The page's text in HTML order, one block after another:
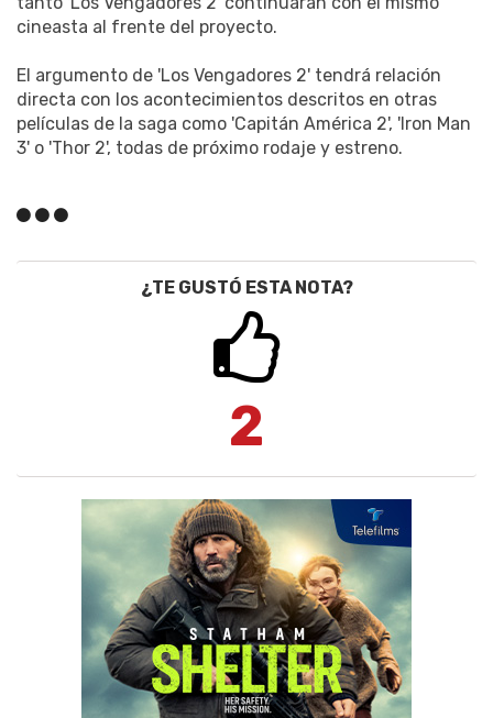
cineasta al frente del proyecto.
El argumento de 'Los Vengadores 2' tendrá relación
directa con los acontecimientos descritos en otras
películas de la saga como 'Capitán América 2', 'Iron Man
3' o 'Thor 2', todas de próximo rodaje y estreno.
¿TE GUSTÓ ESTA NOTA?
2